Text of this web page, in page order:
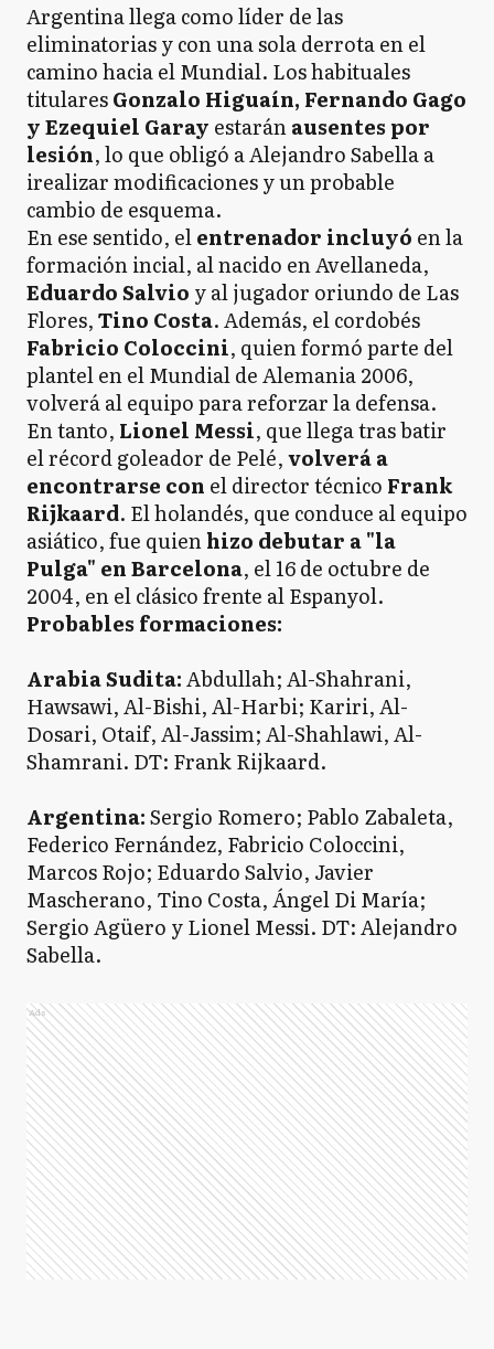
Argentina llega como líder de las
eliminatorias y con una sola derrota en el
camino hacia el Mundial. Los habituales
titularesGonzalo Higuaín, Fernando Gago
y Ezequiel Garay estaránausentes por
lesión, lo que obligó a Alejandro Sabella a
irealizar modificaciones y un probable
cambio de esquema.
En ese sentido, elentrenador incluyó en la
formación incial, al nacido en Avellaneda,
Eduardo Salvio y al jugador oriundo de Las
Flores,Tino Costa. Además, el cordobés
Fabricio Coloccini, quien formó parte del
plantel en el Mundial de Alemania 2006,
volverá al equipo para reforzar la defensa.
En tanto, Lionel Messi, que llega tras batir
el récord goleador de Pelé,volverá a
encontrarse con el director técnico Frank
Rijkaard. El holandés, que conduce al equipo
asiático, fue quienhizo debutar a "la
Pulga" en Barcelona, el 16 de octubre de
2004, en el clásico frente al Espanyol.
Probables formaciones:
Arabia Sudita:Abdullah; Al-Shahrani,
Hawsawi, Al-Bishi, Al-Harbi; Kariri, Al-
Dosari, Otaif, Al-Jassim; Al-Shahlawi, Al-
Shamrani. DT: Frank Rijkaard.
Argentina:Sergio Romero; Pablo Zabaleta,
Federico Fernández, Fabricio Coloccini,
Marcos Rojo; Eduardo Salvio, Javier
Mascherano, Tino Costa, Ángel Di María;
Sergio Agüero y Lionel Messi. DT: Alejandro
Sabella.
Ads